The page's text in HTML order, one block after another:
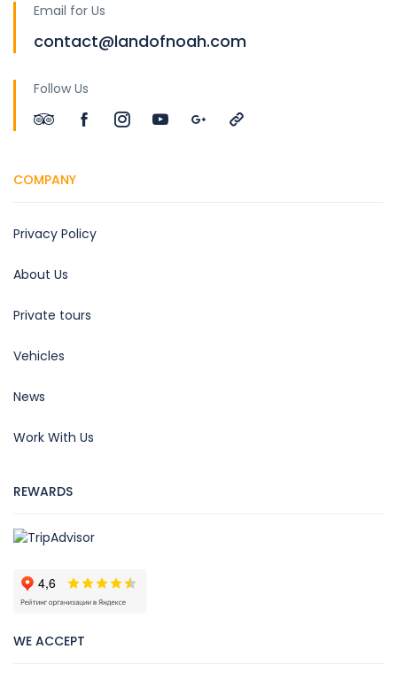
Email for Us
contact@landofnoah.com
Follow Us
COMPANY
Privacy Policy
About Us
Private tours
Vehicles
News
Work With Us
REWARDS
WE ACCEPT